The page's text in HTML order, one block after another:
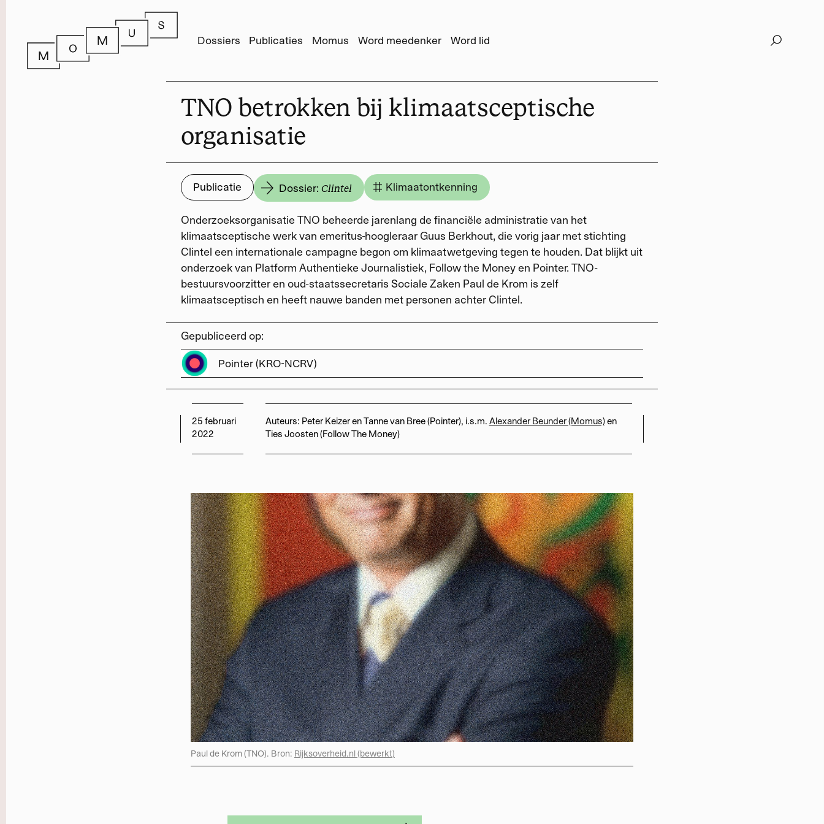
Dossiers Publicaties Momus Word meedenker Word lid
TNO betrokken bij klimaatsceptische
organisatie
Publicatie Dossier: Clintel Klimaatontkenning
Onderzoeksorganisatie TNO beheerde jarenlang de financiële administratie van het
klimaatsceptische werk van emeritus-hoogleraar Guus Berkhout, die vorig jaar met stichting
Clintel een internationale campagne begon om klimaatwetgeving tegen te houden. Dat blijkt uit
onderzoek van Platform Authentieke Journalistiek, Follow the Money en Pointer. TNO-
bestuursvoorzitter en oud-staatssecretaris Sociale Zaken Paul de Krom is zelf
klimaatsceptisch en heeft nauwe banden met personen achter Clintel.
Gepubliceerd op:
Pointer (KRO-NCRV)
25 februari
2022
Auteurs: Peter Keizer en Tanne van Bree (Pointer), i.s.m. Alexander Beunder (Momus)en
Ties Joosten (Follow The Money)
Paul de Krom (TNO). Bron: Rijksoverheid.nl (bewerkt)